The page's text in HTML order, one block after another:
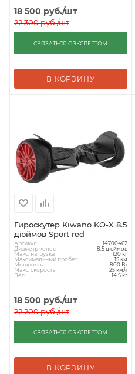
18 500 руб./шт
22 300руб./шт
СВЯЗАТЬСЯ С ЭКСПЕРТОМ
В КОРЗИНУ
Гироскутер Kiwano KO-X 8.5
дюймов Sport red
Артикул 14700462
Диаметр колес 8.5 дюймов
Макс. нагрузка 120 кг
Максимальный пробег 15 км
Мощность 800 Вт
Макс. скорость 25 км/ч
Вес 14.5 кг
18 500 руб./шт
22 200руб./шт
СВЯЗАТЬСЯ С ЭКСПЕРТОМ
В КОРЗИНУ